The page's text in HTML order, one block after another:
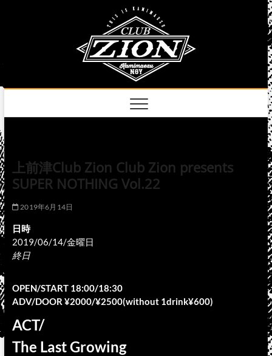
上前津Club Zion Club Zion presents
SUPER NOTHING Vol.22
2019年6月14日
日時
2019/06/14/金曜日
終日
OPEN/START 18:00/18:30
ADV/DOOR ¥2000/¥2500(without 1drink¥600)
ACT/
The Last Growing